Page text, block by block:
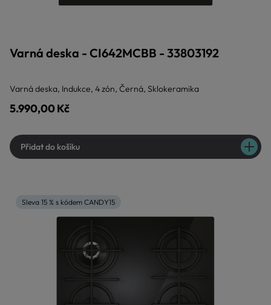
Varná deska - CI642MCBB - 33803192
Varná deska, Indukce, 4 zón, Černá, Sklokeramika
5.990,00 Kč
Přidat do košíku
Sleva 15 % s kódem CANDY15